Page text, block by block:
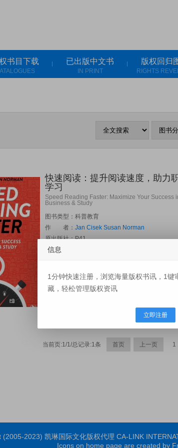
书目下载 已出版中文书
IN PRINT
版权回归
RIGHTS
快速阅读：提升阅读速度，助力
学习
Speed Reading Faster: Maximize Your Success
Business & Study
图书类型：科普教育
作 者： Jan Cisek Susan Norman
原出版社：P41
版权信息：简体版权存在,繁体版权存在
图书开本：197×130 mm
审阅资料：PDF
当前页:1/1/总记录:1条 首页 上一页 1
(2005-2023) 凯琳国际文化版权代理 CA-LINK
Icons on home page are created by
信息
1分钟快速注册，浏览海量版权书讯，1键
藏，轻松管理版权资讯
立即注册